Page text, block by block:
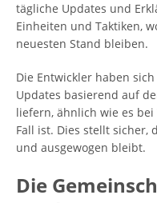
tägliche Updates und
Einheiten und Taktiken,
neuesten Stand bleiben.
Die Entwickler haben
Updates basierend auf
liefern, ähnlich wie es
Fall ist. Dies stellt sicher,
und ausgewogen bleibt.
Die